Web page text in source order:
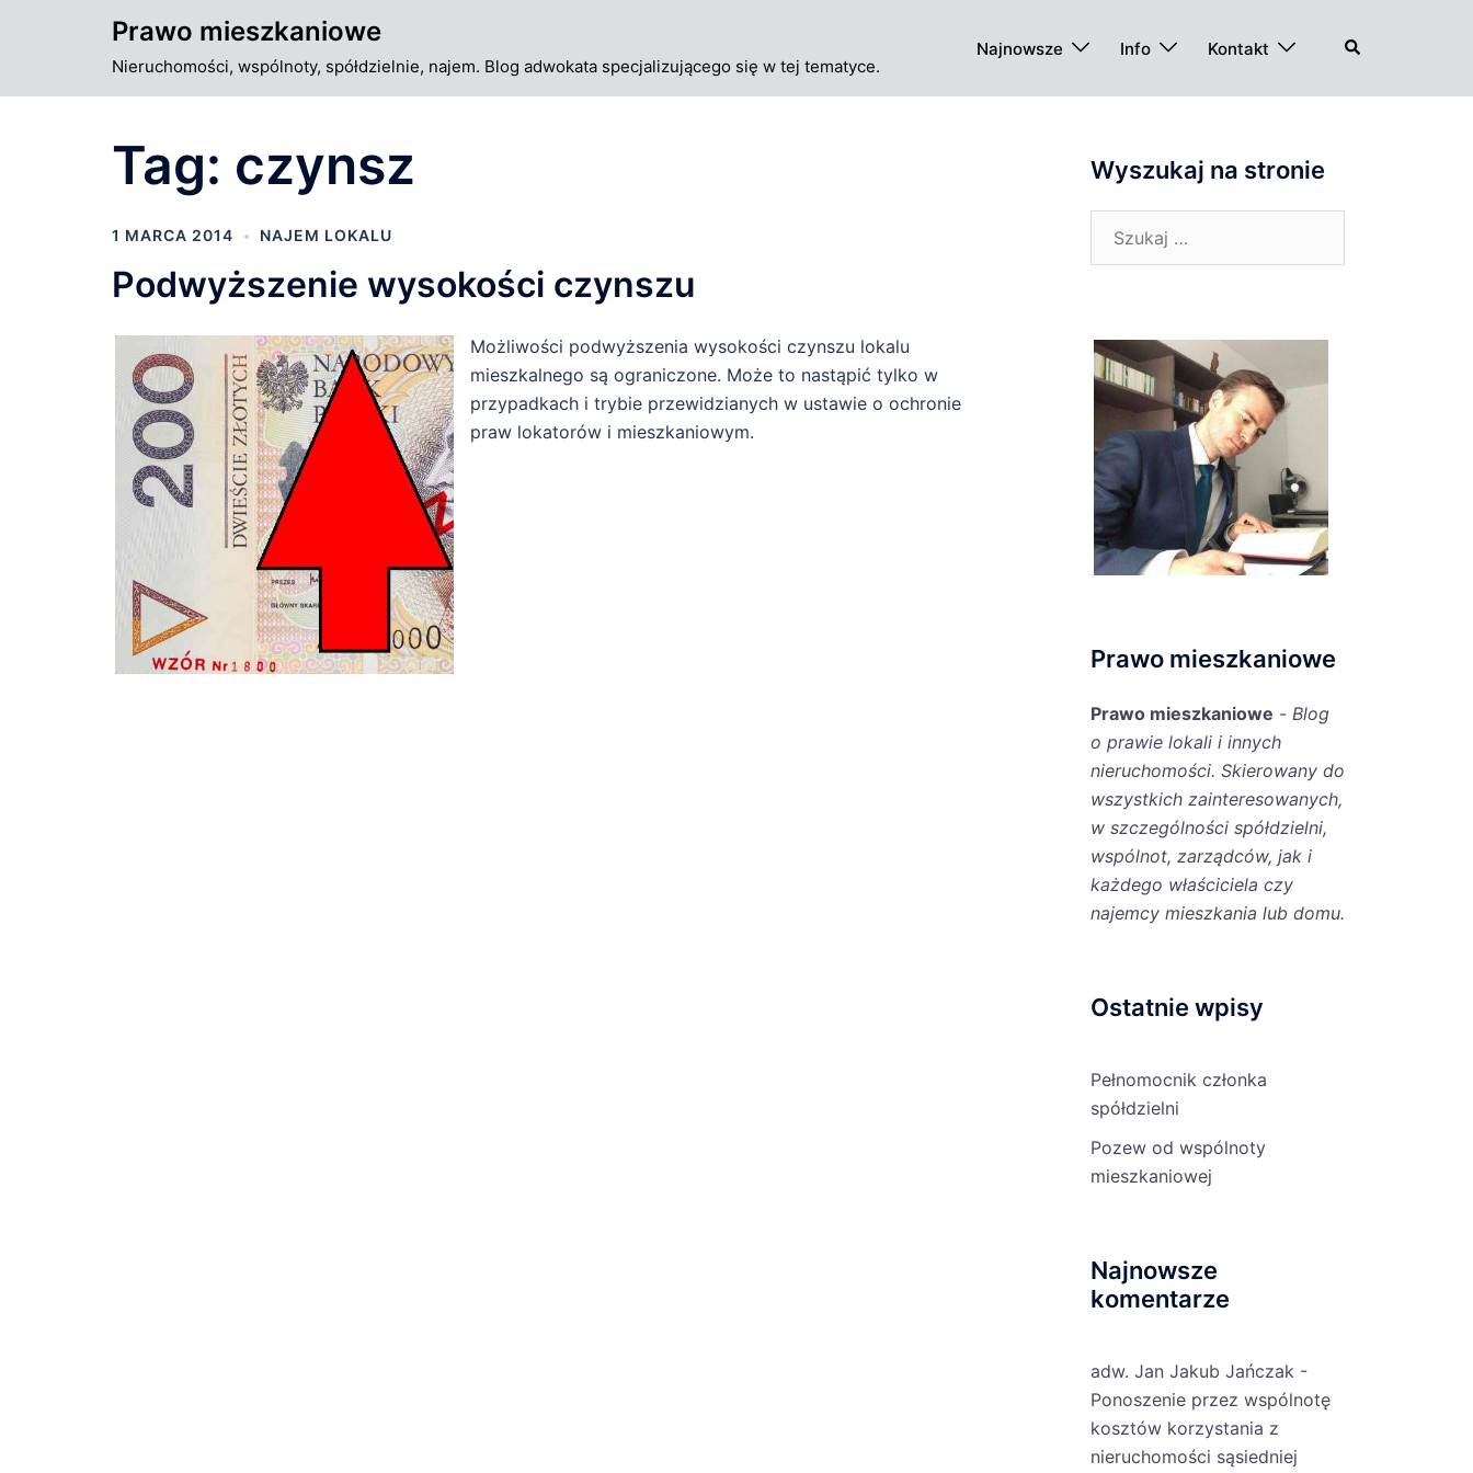
Prawo mieszkaniowe
Nieruchomości, wspólnoty, spółdzielnie, najem. Blog adwokata specjalizującego się w tej tematyce.
Najnowsze Info Kontakt Szukaj
Tag: czynsz
1 MARCA 2014 NAJEM LOKALU
Podwyższenie wysokości czynszu
Możliwości podwyższenia wysokości czynszu lokalu
mieszkalnego są ograniczone. Może to nastąpić tylko w
przypadkach i trybie przewidzianych w ustawie o ochronie
praw lokatorów i mieszkaniowym.
Wyszukaj na stronie
Prawo mieszkaniowe
Prawo mieszkaniowe - Blog
o prawie lokali i innych
nieruchomości. Skierowany do
wszystkich zainteresowanych,
w szczególności spółdzielni,
wspólnot, zarządców, jak i
każdego właściciela czy
najemcy mieszkania lub domu.
Ostatnie wpisy
Pełnomocnik członka
spółdzielni
Pozew od wspólnoty
mieszkaniowej
Najnowsze
komentarze
adw. Jan Jakub Jańczak -
Ponoszenie przez wspólnotę
kosztów korzystania z
nieruchomości sąsiedniej